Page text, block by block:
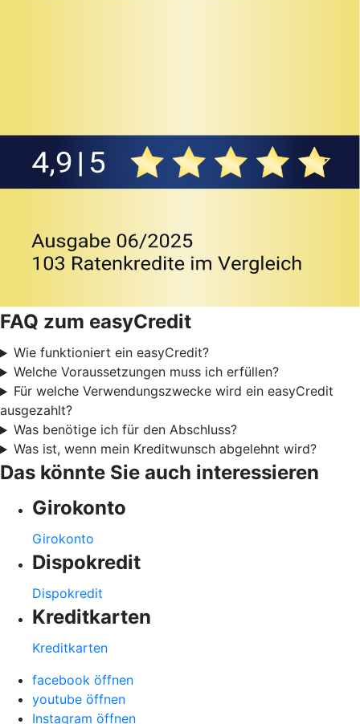
FAQ zum easyCredit
Wie funktioniert ein easyCredit?
Welche Voraussetzungen muss ich erfüllen?
Für welche Verwendungszwecke wird ein easyCredit
ausgezahlt?
Was benötige ich für den Abschluss?
Was ist, wenn mein Kreditwunsch abgelehnt wird?
Das könnte Sie auch interessieren
Girokonto
Girokonto
Dispokredit
Dispokredit
Kreditkarten
Kreditkarten
facebook öffnen
youtube öffnen
Instagram öffnen